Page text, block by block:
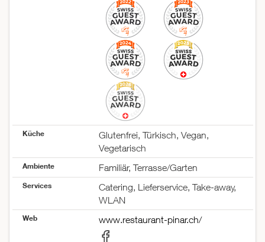
17:00–23:00
09:00–14:30
17:00–23:00
09:00–14:30
17:00–23:00
geschlossen
Küche
Glutenfrei, Türkisch, Vegan,
Vegetarisch
Ambiente Familiär, Terrasse/Garten
Services
Catering, Lieferservice, Take-away,
WLAN
Web www.restaurant-pinar.ch/